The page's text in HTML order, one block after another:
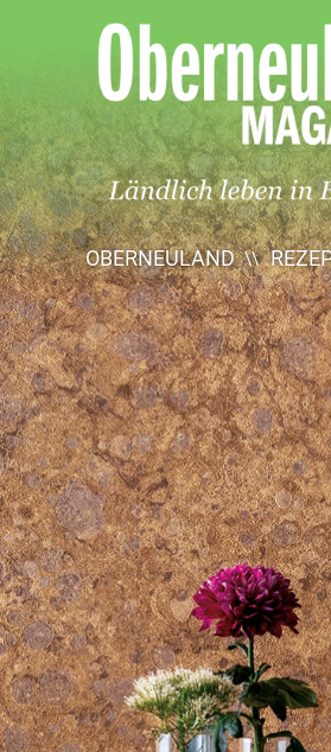
Oberneuland
Magazin
OBERNEULAND